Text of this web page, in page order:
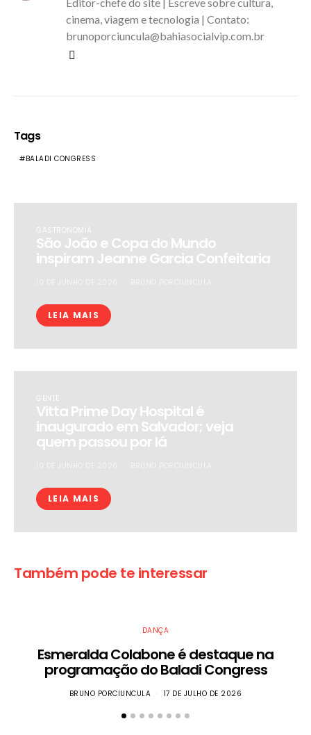
cinema, viagem e tecnologia | Contato:
brunoporciuncula@bahiasocialvip.com.br
Tags
BALADI CONGRESS
GASTRONOMIA
São João e Copa do Mundo
inspiram Jeanne Garcia Confeitaria
LEIA MAIS
GENTE
Vitta Prime Day Hospital é
inaugurado em Salvador; veja
quem passou por lá
LEIA MAIS
Também pode te interessar
DANÇA
Esmeralda Colabone é destaque na
programação do Baladi Congress
BRUNO PORCIUNCULA 17 DE JULHO DE 2026